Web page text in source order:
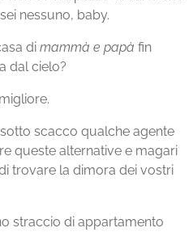
nessuno, baby.
di mammà e papà fin
dal cielo?
scacco qualche agente
queste alternative e magari
trovare la dimora dei vostri
straccio di appartamento